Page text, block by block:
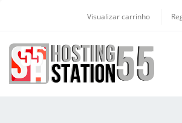
Visualizar carrinho